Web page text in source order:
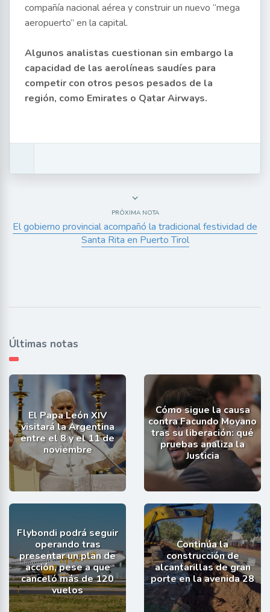
compañía nacional aérea y construir un nuevo “mega
aeropuerto” en la capital.
Algunos analistas cuestionan sin embargo la
capacidad de las aerolíneas saudíes para
competir con otros pesos pesados de la
región, como Emirates o Qatar Airways.
PRÓXIMA NOTA
El gobierno provincial acompañó la tradicional festividad de
Santa Rita en Puerto Tirol
Últimas notas
El Papa León XIV
visitará la Argentina
entre el 8 y el 11 de
noviembre
Cómo sigue la causa
contra Facundo Moyano
tras su liberación: qué
pruebas analiza la
Justicia
Flybondi podrá seguir
operando tras
presentar un plan de
acción, pese a que
canceló más de 120
vuelos
Continúa la
construcción de
alcantarillas de gran
porte en la avenida 28